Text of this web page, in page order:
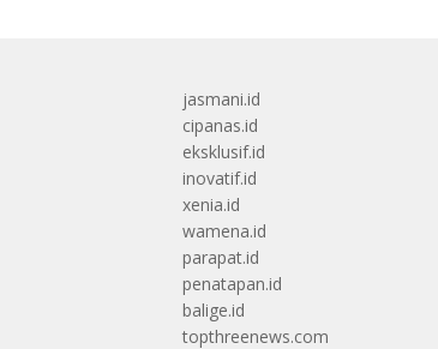
jasmani.id
cipanas.id
eksklusif.id
inovatif.id
xenia.id
wamena.id
parapat.id
penatapan.id
balige.id
topthreenews.com